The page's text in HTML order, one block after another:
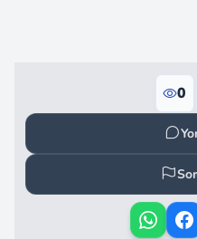
0